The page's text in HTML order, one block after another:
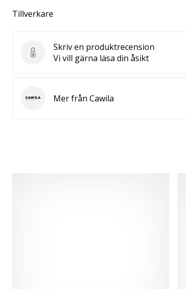
Tillverkare
Skriv en produktrecension
Skriv en produktrecension
Vi vill gärna läsa din åsikt
CawilaMer från Cawila